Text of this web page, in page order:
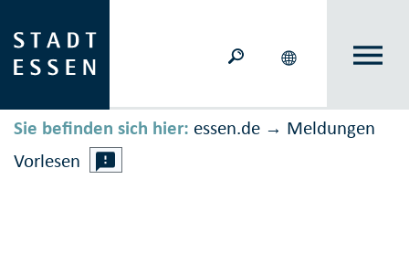
Sie befinden sich hier: essen.de → Meldungen
Vorlesen